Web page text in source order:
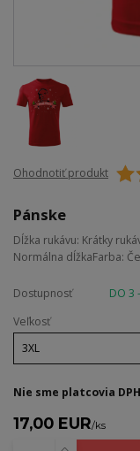
Ohodnotiť produkt
Pánske
Dĺžka rukávu: Krátky
Normálna dĺžkaFarba:
Dostupnosť
DO 3
Veľkosť
Nie sme platcovia DPH
17,00 EUR/ks